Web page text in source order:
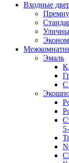
Входные
Эконом
Эмаль
С